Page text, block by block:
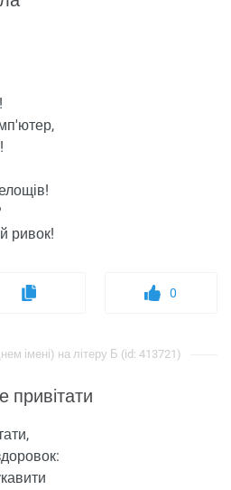
ривок!
0
​​імені) на літеру Б (id: 413721)
привітати